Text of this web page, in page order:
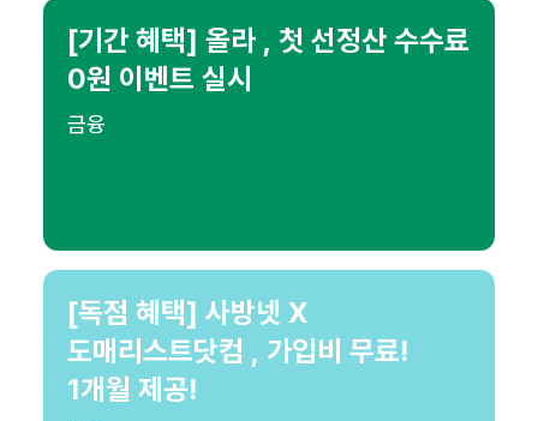
[기간 혜택] 올라 , 첫 선정산 수수료
0원 이벤트 실시
금융
[독점 혜택] 사방넷 X
도매리스트닷컴 , 가입비 무료!
1개월 제공!